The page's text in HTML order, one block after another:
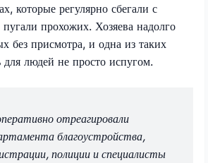
которые регулярно сбегали с
пугали прохожих. Хозяева надолго
без присмотра, и одна из таких
для людей не просто испугом.
отреагировали
благоустройства,
полиции и специалисты